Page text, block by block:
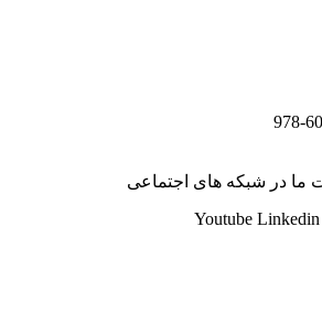
978-
ما در شبکه های اجتماعی
Youtube Linkedin